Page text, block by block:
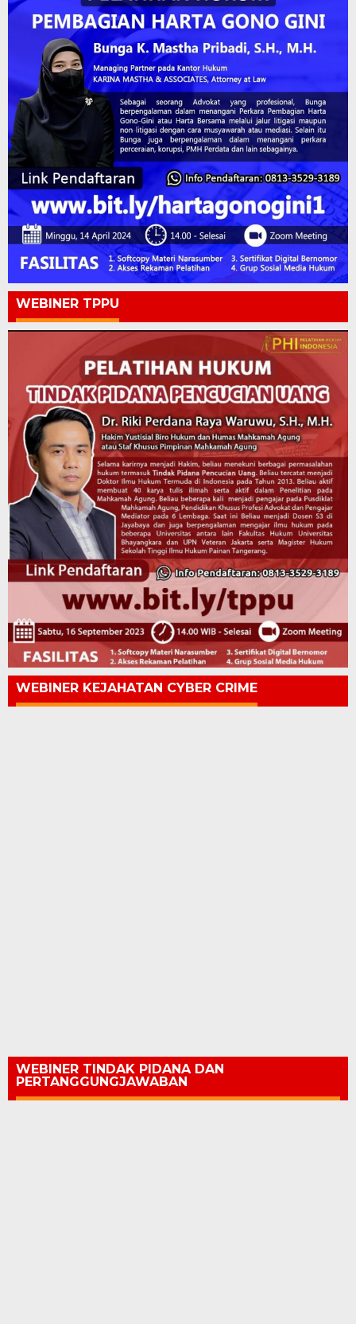
WEBINER TPPU
WEBINER KEJAHATAN CYBER CRIME
WEBINER TINDAK PIDANA DAN
PERTANGGUNGJAWABAN